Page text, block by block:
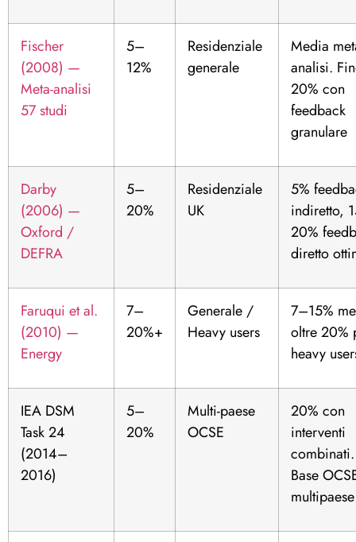
Fischer
(2008) —
Meta-analisi
57 studi
5–
12%
Residenziale
generale
Media
analisi.
20% con
feedback
granulare
Darby
(2006) —
Oxford /
DEFRA
5–
20%
Residenziale
UK
5%
indiretto,
20%
diretto
Faruqui et al.
(2010) —
Energy
7–
20%+
Generale /
Heavy users
7–15%
oltre 20%
heavy
IEA DSM
Task 24
(2014–
2016)
5–
20%
Multi-paese
OCSE
20% con
interventi
combinati.
Base
multipaese